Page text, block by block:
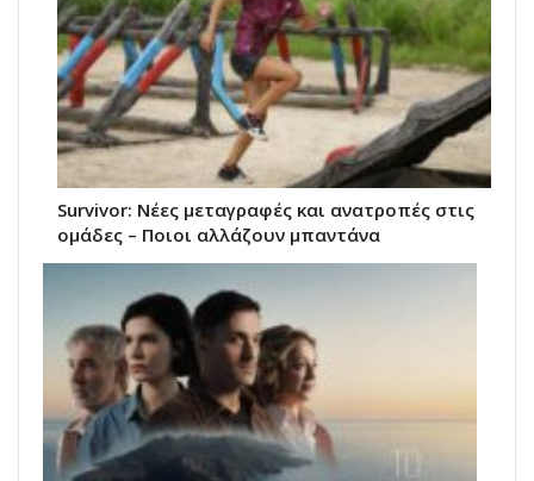
Survivor: Νέες μεταγραφές και ανατροπές στις
ομάδες – Ποιοι αλλάζουν μπαντάνα